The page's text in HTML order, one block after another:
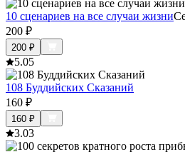
10 сценариев на все случаи жизни
200 ₽
200 ₽
5.05
108 Буддийских Сказаний
160 ₽
160 ₽
3.03